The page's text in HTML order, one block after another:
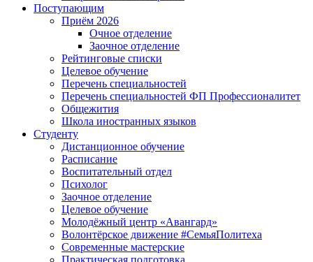
Поступающим
Приём 2026
Очное отделение
Заочное отделение
Рейтинговые списки
Целевое обучение
Перечень специальностей
Перечень специальностей ФП Профессионалитет
Общежития
Школа иностранных языков
Студенту
Дистанционное обучение
Расписание
Воспитательный отдел
Психолог
Заочное отделение
Целевое обучение
Молодёжный центр «Авангард»
Волонтёрское движение #СемьяПолитеха
Современные мастерские
Практическая подготовка